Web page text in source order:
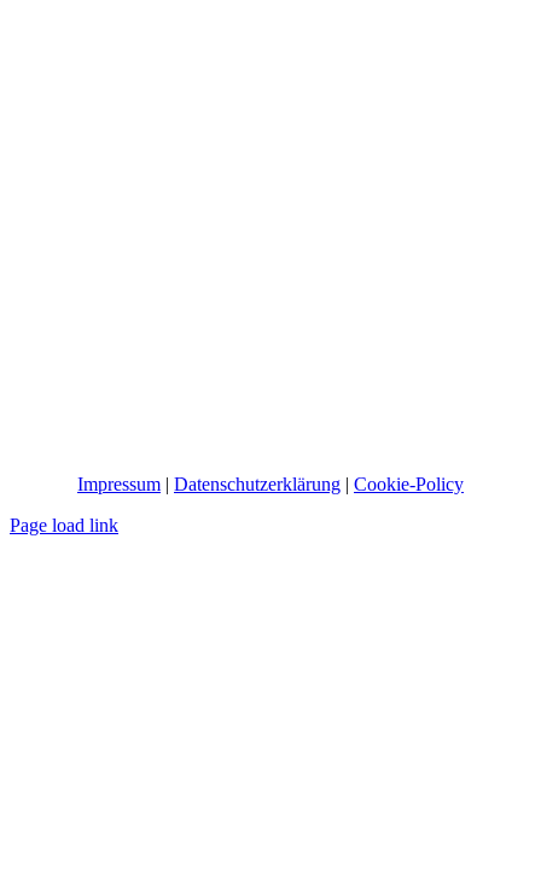
Impressum | Datenschutzerklärung | Cookie-Policy
Page load link